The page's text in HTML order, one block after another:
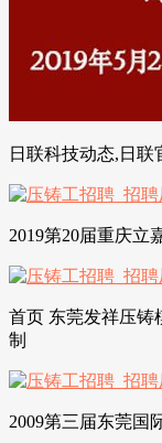
日联科技动态,日联
2019第20届重庆立
首页 东莞发祥压铸
制
2009第三届东莞国